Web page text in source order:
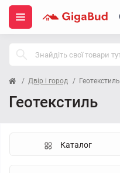
Двір і город Геотекстиль
Геотекстиль
Каталог